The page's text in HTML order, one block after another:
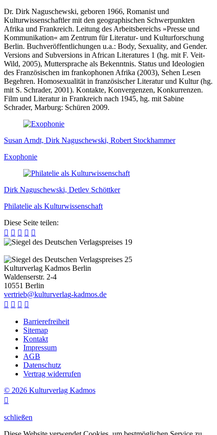
Dr. Dirk Naguschewski, geboren 1966, Romanist und
Kulturwissenschaftler mit den geographischen Schwerpunkten
Afrika und Frankreich. Leitung des Arbeitsbereichs »Presse und
Kommunikation« am Zentrum für Literatur- und Kulturforschung
Berlin. Buchveröffentlichungen u.a.: Body, Sexuality, and Gender.
Versions and Subversions in African Literatures 1 (hg. mit F. Veit-
Wild, 2005), Muttersprache als Bekenntnis. Status und Ideologien
des Französischen im frankophonen Afrika (2003), Sehen Lesen
Begehren. Homosexualität in französischer Literatur und Kultur (hg.
mit S. Schrader, 2001). Kontakte, Konvergenzen, Konkurrenzen.
Film und Literatur in Frankreich nach 1945, hg. mit Sabine
Schrader, Marburg: Schüren 2009.
Susan Arndt, Dirk Naguschewski, Robert Stockhammer
Exophonie
Dirk Naguschewski, Detlev Schöttker
Philatelie als Kulturwissenschaft
Diese Seite teilen:
    
Kulturverlag Kadmos Berlin
Waldenserstr. 2-4
10551 Berlin
vertrieb@kulturverlag-kadmos.de
   
Barrierefreiheit
Sitemap
Kontakt
Impressum
AGB
Datenschutz
Vertrag widerrufen
© 2026 Kulturverlag Kadmos

schließen